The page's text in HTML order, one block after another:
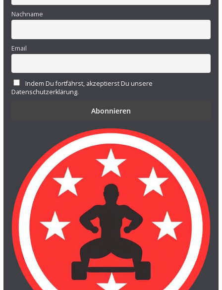
Nachname
Email
Indem Du fortfährst, akzeptierst Du unsere
Datenschutzerklärung.